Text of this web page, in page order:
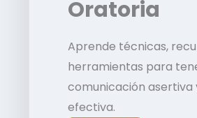
Oratoria
Aprende técnicas,
herramientas para
comunicación asertiva
efectiva.